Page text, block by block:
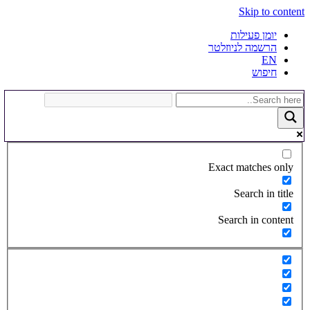
Skip to content
יומן פעילות
הרשמה לניוזלטר
EN
חיפוש
Exact matches only
Search in title
Search in content